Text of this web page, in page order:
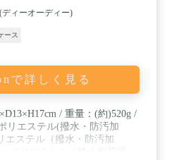
ディーオーディー)
ース
で詳しく見る
/ 重量：(約)520g /
リエステル(撥水・防汚加
エステル（撥水・防汚加